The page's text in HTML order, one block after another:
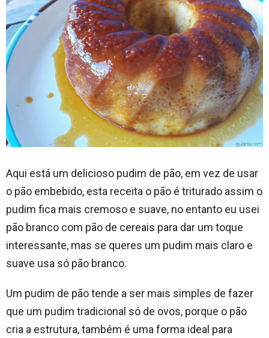
Aqui está um delicioso pudim de pão, em vez de usar
o pão embebido, esta receita o pão é triturado assim o
pudim fica mais cremoso e suave, no entanto eu usei
pão branco com pão de cereais para dar um toque
interessante, mas se queres um pudim mais claro e
suave usa só pão branco.
Um pudim de pão tende a ser mais simples de fazer
que um pudim tradicional só de ovos, porque o pão
cria a estrutura, também é uma forma ideal para